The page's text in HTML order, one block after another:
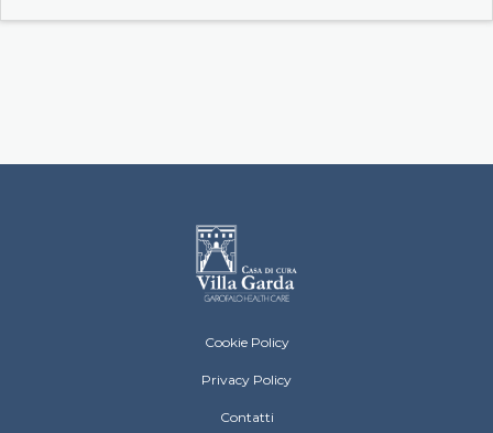
Villa Garda Footer menu
Cookie Policy
Privacy Policy
Contatti